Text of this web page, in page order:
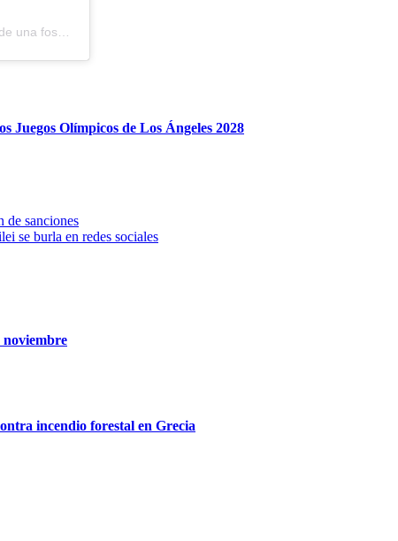
Juegos Olímpicos de Los Ángeles 2028
de sanciones
se burla en redes sociales
incendio forestal en Grecia